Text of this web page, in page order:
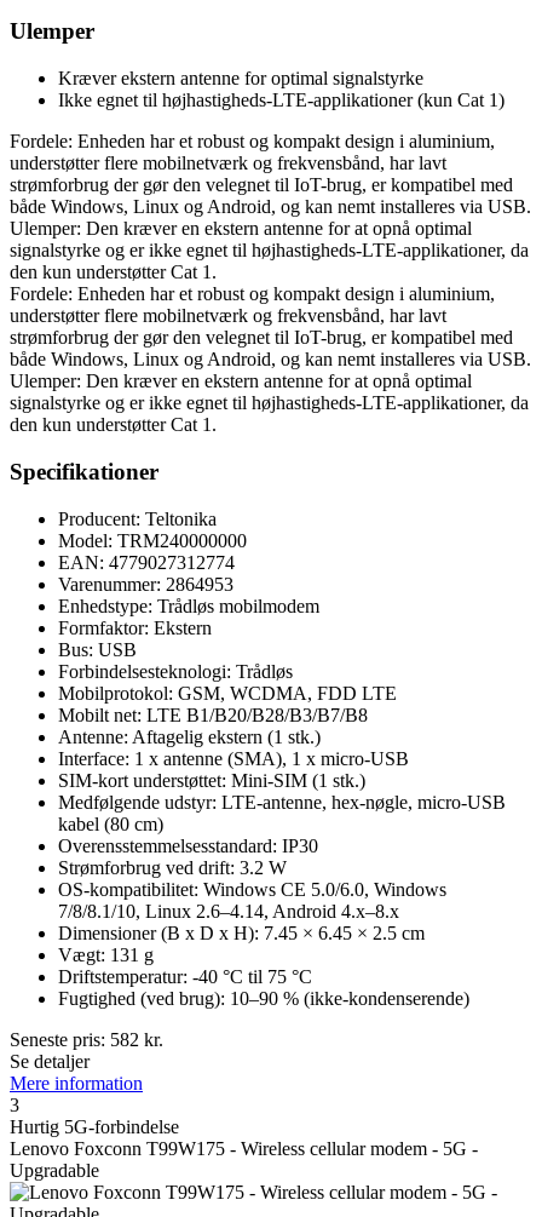
Ulemper
Kræver ekstern antenne for optimal signalstyrke
Ikke egnet til højhastigheds-LTE-applikationer (kun Cat 1)
Fordele: Enheden har et robust og kompakt design i aluminium,
understøtter flere mobilnetværk og frekvensbånd, har lavt
strømforbrug der gør den velegnet til IoT-brug, er kompatibel med
både Windows, Linux og Android, og kan nemt installeres via USB.
Ulemper: Den kræver en ekstern antenne for at opnå optimal
signalstyrke og er ikke egnet til højhastigheds-LTE-applikationer, da
den kun understøtter Cat 1.
Fordele: Enheden har et robust og kompakt design i aluminium,
understøtter flere mobilnetværk og frekvensbånd, har lavt
strømforbrug der gør den velegnet til IoT-brug, er kompatibel med
både Windows, Linux og Android, og kan nemt installeres via USB.
Ulemper: Den kræver en ekstern antenne for at opnå optimal
signalstyrke og er ikke egnet til højhastigheds-LTE-applikationer, da
den kun understøtter Cat 1.
Specifikationer
Producent: Teltonika
Model: TRM240000000
EAN: 4779027312774
Varenummer: 2864953
Enhedstype: Trådløs mobilmodem
Formfaktor: Ekstern
Bus: USB
Forbindelsesteknologi: Trådløs
Mobilprotokol: GSM, WCDMA, FDD LTE
Mobilt net: LTE B1/B20/B28/B3/B7/B8
Antenne: Aftagelig ekstern (1 stk.)
Interface: 1 x antenne (SMA), 1 x micro-USB
SIM-kort understøttet: Mini-SIM (1 stk.)
Medfølgende udstyr: LTE-antenne, hex-nøgle, micro-USB
kabel (80 cm)
Overensstemmelsesstandard: IP30
Strømforbrug ved drift: 3.2 W
OS-kompatibilitet: Windows CE 5.0/6.0, Windows
7/8/8.1/10, Linux 2.6–4.14, Android 4.x–8.x
Dimensioner (B x D x H): 7.45 × 6.45 × 2.5 cm
Vægt: 131 g
Driftstemperatur: -40 °C til 75 °C
Fugtighed (ved brug): 10–90 % (ikke-kondenserende)
Seneste pris: 582 kr.
Se detaljer
Mere information
3
Hurtig 5G-forbindelse
Lenovo Foxconn T99W175 - Wireless cellular modem - 5G -
Upgradable